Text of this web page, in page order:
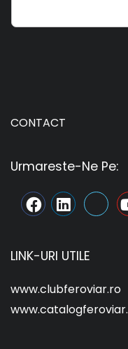
CONTACT
Urmareste-Ne Pe:
LINK-URI UTILE
www.clubferoviar.ro